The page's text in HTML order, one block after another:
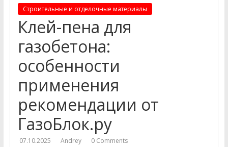
Строительные и отделочные материалы
Клей-пена для
газобетона:
особенности
применения
рекомендации от
ГазоБлок.ру
07.10.2025 Andrey 0 Comments